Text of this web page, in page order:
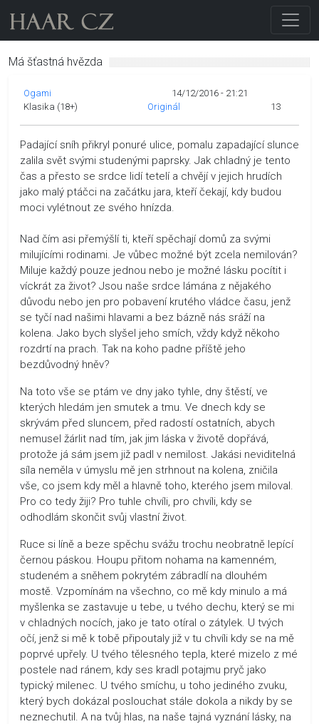
Má šťastná hvězda
Ogami
14/12/2016 - 21:21
Klasika (18+)
Originál 13
Padající sníh přikryl ponuré ulice, pomalu zapadající slunce
zalila svět svými studenými paprsky. Jak chladný je tento
čas a přesto se srdce lidí tetelí a chvějí v jejich hrudích
jako malý ptáčci na začátku jara, kteří čekají, kdy budou
moci vylétnout ze svého hnízda.
Nad čím asi přemýšlí ti, kteří spěchají domů za svými
milujícími rodinami. Je vůbec možné být zcela nemilován?
Miluje každý pouze jednou nebo je možné lásku pocítit i
víckrát za život? Jsou naše srdce lámána z nějakého
důvodu nebo jen pro pobavení krutého vládce času, jenž
se tyčí nad našimi hlavami a bez bázně nás sráží na
kolena. Jako bych slyšel jeho smích, vždy když někoho
rozdrtí na prach. Tak na koho padne příště jeho
bezdůvodný hněv?
Na toto vše se ptám ve dny jako tyhle, dny štěstí, ve
kterých hledám jen smutek a tmu. Ve dnech kdy se
skrývám před sluncem, před radostí ostatních, abych
nemusel žárlit nad tím, jak jim láska v životě dopřává,
protože já sám jsem již padl v nemilost. Jakási neviditelná
síla neměla v úmyslu mě jen strhnout na kolena, zničila
vše, co jsem kdy měl a hlavně toho, kterého jsem miloval.
Pro co tedy žiji? Pro tuhle chvíli, pro chvíli, kdy se
odhodlám skončit svůj vlastní život.
Ruce si líně a beze spěchu svážu trochu neobratně lepící
černou páskou. Houpu přitom nohama na kamenném,
studeném a sněhem pokrytém zábradlí na dlouhém
mostě. Vzpomínám na všechno, co mě kdy minulo a má
myšlenka se zastavuje u tebe, u tvého dechu, který se mi
v chladných nocích, jako je tato otíral o zátylek. U tvých
očí, jenž si mě k tobě připoutaly již v tu chvíli kdy se na mě
poprvé upřely. U tvého tělesného tepla, které mizelo z mé
postele nad ránem, kdy ses kradl potajmu pryč jako
typický milenec. U tvého smíchu, u toho jediného zvuku,
který bych dokázal poslouchat stále dokola a nikdy by se
neznechutil. A na tvůj hlas, na naše tajná vyznání lásky, na